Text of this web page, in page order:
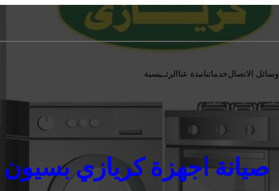
الرئــيسيةنبذة عناخدماتناوسائل الاتصال
صيانة اجهزة كريازي بسيون